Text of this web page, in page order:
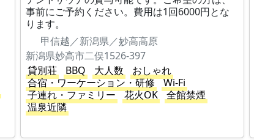
事前にご予約ください。費用は1回6000円とな
ります。
甲信越／新潟県／妙高高原
新潟県妙高市二俣1526-397
貸別荘
BBQ 大人数
おしゃれ
合宿・ワーケーション・研修
Wi-Fi
子連れ・ファミリー
花火OK
全館禁煙
温泉近隣